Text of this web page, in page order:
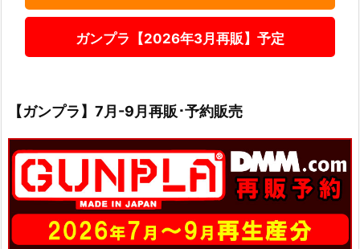
ガンプラ【2026年3月再販】予定
【ガンプラ】7月-9月再販･予約販売